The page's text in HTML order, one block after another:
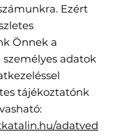
Ezért
Önnek a
adatok
tájékoztatónk
adatved